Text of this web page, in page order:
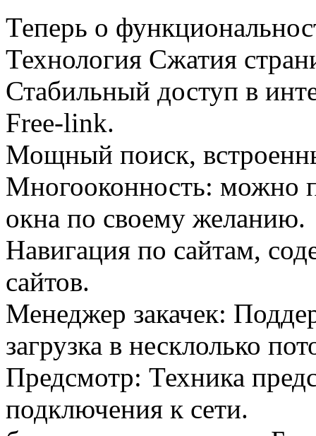
Теперь о
Технология Сжатия
Стабильный доступ в
Free-link.
Мощный поиск,
Многооконность: можно
окна по своему желанию.
Навигация по сайтам,
сайтов.
Менеджер закачек:
загрузка в несклолько
Предсмотр: Техника
подключения к сети.